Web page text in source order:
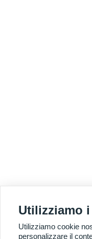
Utilizziamo
Utilizziamo cookie
personalizzare il